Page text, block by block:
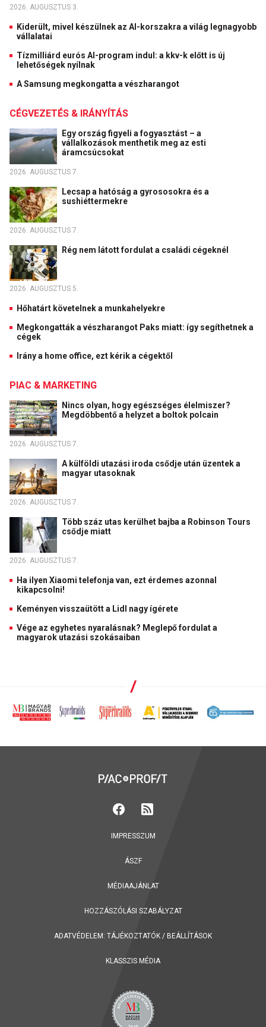
2026. AUGUSZTUS 3.
Kiderült, mivel készülnek az AI-korszakra a világ legnagyobb
vállalatai
Tízmilliárd eurós AI-program indul: a kkv-k előtt is új
lehetőségek nyílnak
A Samsung megkongatta a vészharangot
CÉGVEZETÉS & IRÁNYÍTÁS
Egy ország figyeli a fogyasztást – a
vállalkozások menthetik meg az esti
áramcsúcsokat
2026. AUGUSZTUS 7.
Lecsap a hatóság a gyrososokra és a
sushiéttermekre
2026. AUGUSZTUS 7.
Rég nem látott fordulat a családi cégeknél
2026. AUGUSZTUS 5.
Hőhatárt követelnek a munkahelyekre
Megkongatták a vészharangot Paks miatt: így segíthetnek a
cégek
Irány a home office, ezt kérik a cégektől
PIAC & MARKETING
Nincs olyan, hogy egészséges élelmiszer?
Megdöbbentő a helyzet a boltok polcain
2026. AUGUSZTUS 7.
A külföldi utazási iroda csődje után üzentek a
magyar utasoknak
2026. AUGUSZTUS 7.
Több száz utas kerülhet bajba a Robinson Tours
csődje miatt
2026. AUGUSZTUS 7.
Ha ilyen Xiaomi telefonja van, ezt érdemes azonnal
kikapcsolni!
Keményen visszaütött a Lidl nagy ígérete
Vége az egyhetes nyaralásnak? Meglepő fordulat a
magyarok utazási szokásaiban
IMPRESSZUM
ÁSZF
MÉDIAAJÁNLAT
HOZZÁSZÓLÁSI SZABÁLYZAT
ADATVÉDELEM: TÁJÉKOZTATÓK / BEÁLLÍTÁSOK
KLASSZIS MÉDIA